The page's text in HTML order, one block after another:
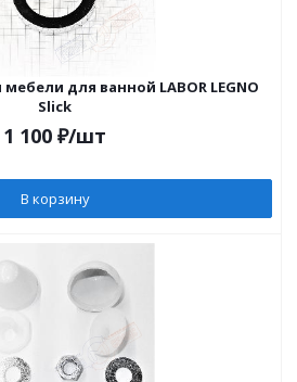
для ванной LABOR LEGNO
Slick
1 100 ₽/шт
В корзину